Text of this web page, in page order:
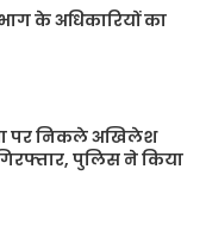
के अधिकारियों का
पर निकले अखिलेश
पुलिस ने किया